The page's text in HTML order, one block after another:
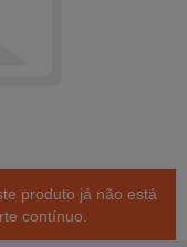
produto já não está
contínuo.